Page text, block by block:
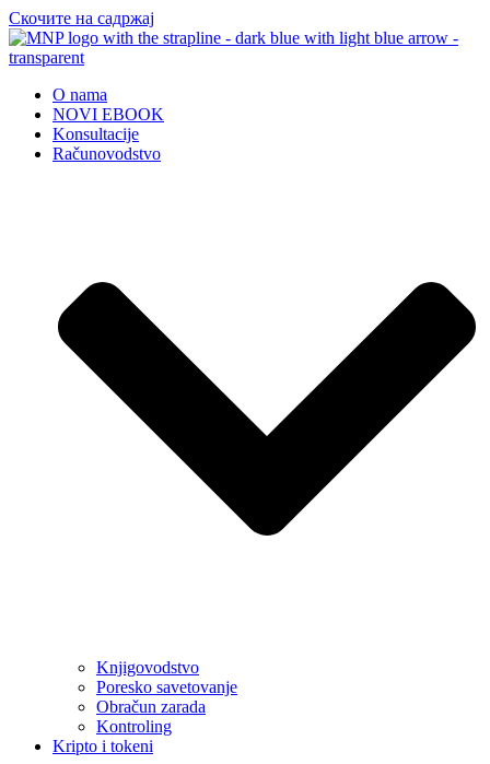
Скочите на садржај
O nama
NOVI EBOOK
Konsultacije
Računovodstvo
Knjigovodstvo
Poresko savetovanje
Obračun zarada
Kontroling
Kripto i tokeni